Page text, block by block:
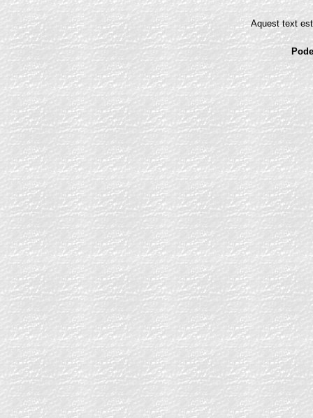
Aquest text